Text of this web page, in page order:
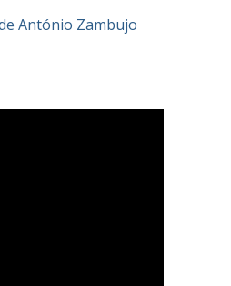
António Zambujo